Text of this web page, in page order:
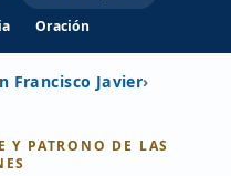
Oración
Francisco Javier›
PATRONO DE LAS